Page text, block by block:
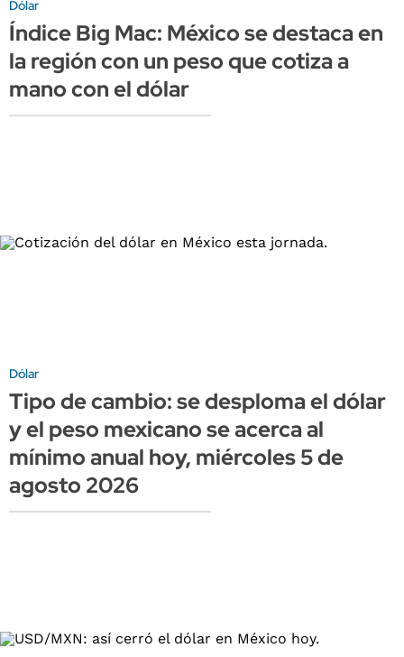
Dólar
Índice Big Mac: México se destaca en
la región con un peso que cotiza a
mano con el dólar
Dólar
Tipo de cambio: se desploma el dólar
y el peso mexicano se acerca al
mínimo anual hoy, miércoles 5 de
agosto 2026